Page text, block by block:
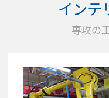
インテ
専攻の